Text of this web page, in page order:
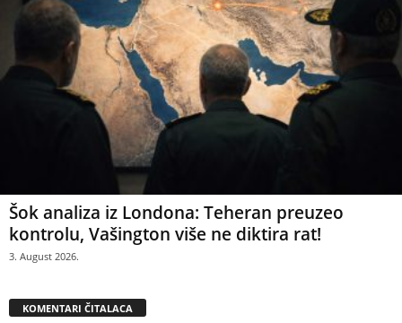
Šok analiza iz Londona: Teheran preuzeo
kontrolu, Vašington više ne diktira rat!
3. August 2026.
KOMENTARI ČITALACA